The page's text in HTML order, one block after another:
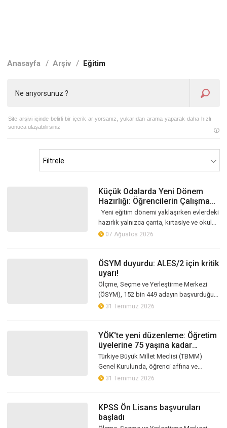
Anasayfa / Arşiv / Eğitim
Küçük Odalarda Yeni Dönem
Hazırlığı: Öğrencilerin Çalışma
Alanları Yeniden Şekilleniyor
Yeni eğitim dönemi yaklaşırken evlerdeki
hazırlık yalnızca çanta, kırtasiye ve okul
kıyafetleriyle sınırlı kalmadı. Öğrencilerin
07 Ağustos 2026
ÖSYM duyurdu: ALES/2 için kritik
uyarı!
Ölçme, Seçme ve Yerleştirme Merkezi
(ÖSYM), 152 bin 449 adayın başvurduğu
Akademik Personel Ve Lisansüstü Eğitimi
31 Temmuz 2026
YÖK'te yeni düzenleme: Öğretim
üyelerine 75 yaşına kadar
çalışma imkanı
Türkiye Büyük Millet Meclisi (TBMM)
Genel Kurulunda, öğrenci affına ve
yükseköğretime ilişkin düzenlemeleri
31 Temmuz 2026
KPSS Ön Lisans başvuruları
başladı
Site arşivi içinde belirli bir içerik arıyorsanız, yukarıdan arama yaparak daha hızlı
sonuca ulaşabilirsiniz